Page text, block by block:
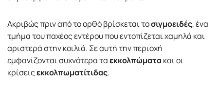
Ακριβώς πριν από το ορθό βρίσκεται τοσιγμοειδές, ένα
τμήμα του παχέος εντέρου που εντοπίζεται χαμηλά και
αριστερά στην κοιλιά. Σε αυτή την περιοχή
εμφανίζονται συχνότερα ταεκκολπώματα και οι
κρίσειςεκκολπωματίτιδας.